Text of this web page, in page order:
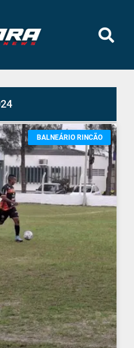
BALNEÁRIO RINCÃO